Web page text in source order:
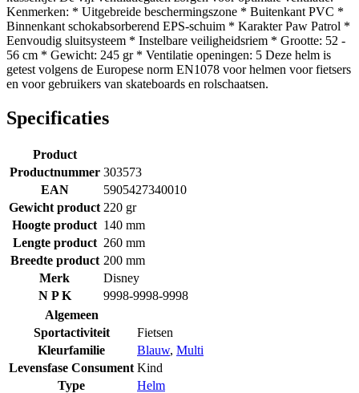
Kenmerken: * Uitgebreide beschermingszone * Buitenkant PVC *
Binnenkant schokabsorberend EPS-schuim * Karakter Paw Patrol *
Eenvoudig sluitsysteem * Instelbare veiligheidsriem * Grootte: 52 -
56 cm * Gewicht: 245 gr * Ventilatie openingen: 5 Deze helm is
getest volgens de Europese norm EN1078 voor helmen voor fietsers
en voor gebruikers van skateboards en rolschaatsen.
Specificaties
Product
Productnummer 303573
EAN
5905427340010
Gewicht product 220 gr
Hoogte product 140 mm
Lengte product 260 mm
Breedte product 200 mm
Merk
Disney
N P K
9998-9998-9998
Algemeen
Sportactiviteit
Fietsen
Kleurfamilie
Blauw, Multi
Levensfase Consument Kind
Type
Helm